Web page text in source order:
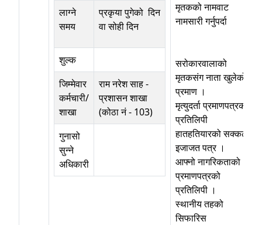
लाग्ने
समय
प्रकृया पुगेको दिन
वा सोही दिन
शुल्क
जिम्मेवार
कर्मचारी/
शाखा
राम नरेश साह-
प्रशासन शाखा
(कोठा नं - 103)
गुनासो
सुन्ने
अधिकारी
मृतकको नामवाट
नामसारी गर्नुपर्दा
सरोकारवालाको
मृतकसंग नाता खुलेको
प्रमाण ।
मृत्युदर्ता प्रमाणपत्रको
प्रतिलिपी
हातहतियारको सक्कल
इजाजत पत्र ।
आफ्नो नागरिकताको
प्रमाणपत्रको
प्रतिलिपी ।
स्थानीय तहको
सिफारिस